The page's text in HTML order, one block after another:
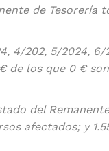
de Tesorería
202, 5/2024,
de los que 0 €
del
afectados; y